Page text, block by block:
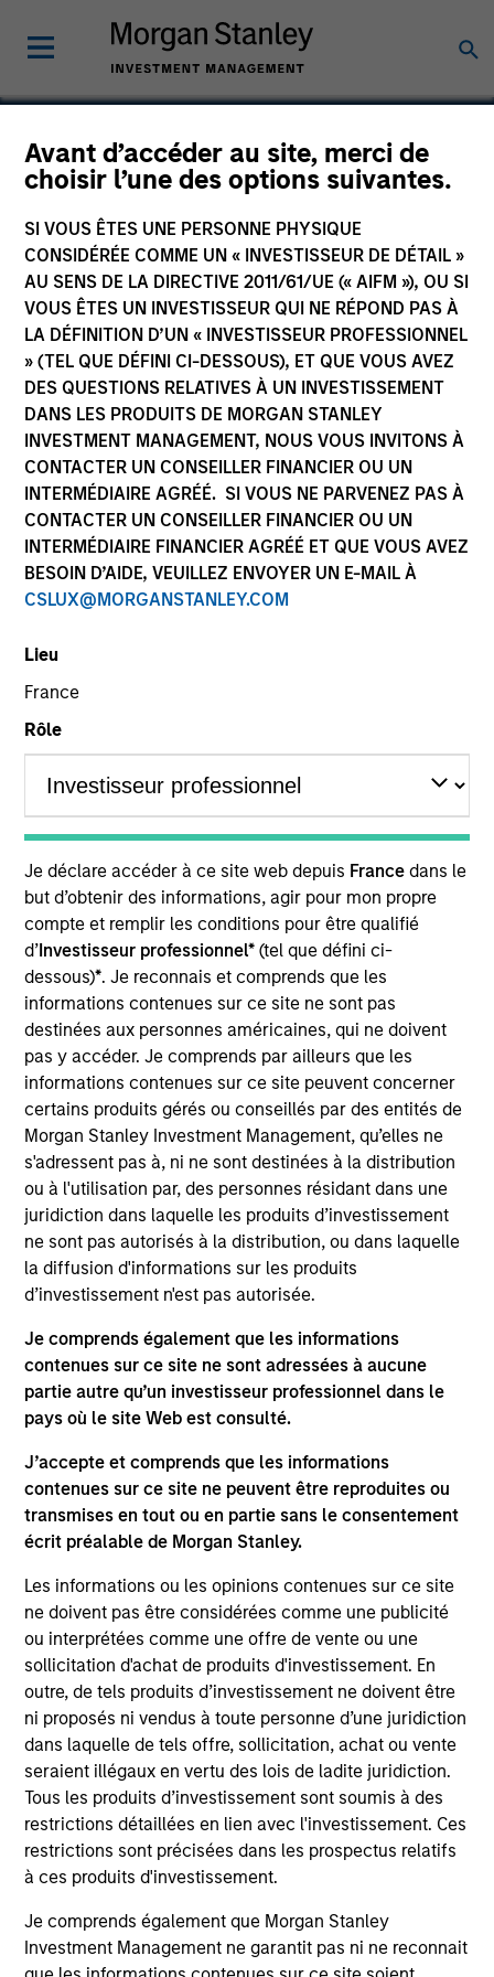
Avant d’accéder au site, merci de
choisir l’une des options suivantes.
SI VOUS ÊTES UNE PERSONNE PHYSIQUE
CONSIDÉRÉE COMME UN « INVESTISSEUR DE DÉTAIL »
AU SENS DE LA DIRECTIVE 2011/61/UE (« AIFM »), OU SI
VOUS ÊTES UN INVESTISSEUR QUI NE RÉPOND PAS À
LA DÉFINITION D’UN « INVESTISSEUR PROFESSIONNEL
» (TEL QUE DÉFINI CI-DESSOUS), ET QUE VOUS AVEZ
DES QUESTIONS RELATIVES À UN INVESTISSEMENT
DANS LES PRODUITS DE MORGAN STANLEY
INVESTMENT MANAGEMENT, NOUS VOUS INVITONS À
CONTACTER UN CONSEILLER FINANCIER OU UN
INTERMÉDIAIRE AGRÉÉ. SI VOUS NE PARVENEZ PAS À
CONTACTER UN CONSEILLER FINANCIER OU UN
INTERMÉDIAIRE FINANCIER AGRÉÉ ET QUE VOUS AVEZ
BESOIN D’AIDE, VEUILLEZ ENVOYER UN E-MAIL À
CSLUX@MORGANSTANLEY.COM
Lieu
France
Rôle
Je déclare accéder à ce site web depuis France dans le
but d’obtenir des informations, agir pour mon propre
compte et remplir les conditions pour être qualifié
d’Investisseur professionnel*(tel que défini ci-
dessous)*. Je reconnais et comprends que les
informations contenues sur ce site ne sont pas
destinées aux personnes américaines, qui ne doivent
pas y accéder. Je comprends par ailleurs que les
informations contenues sur ce site peuvent concerner
certains produits gérés ou conseillés par des entités de
Morgan Stanley Investment Management, qu’elles ne
s'adressent pas à, ni ne sont destinées à la distribution
ou à l'utilisation par, des personnes résidant dans une
juridiction dans laquelle les produits d’investissement
ne sont pas autorisés à la distribution, ou dans laquelle
la diffusion d'informations sur les produits
d’investissement n'est pas autorisée.
Je comprends également que les informations
contenues sur ce site ne sont adressées à aucune
partie autre qu’un investisseur professionnel dans le
pays où le site Web est consulté.
J’accepte et comprends que les informations
contenues sur ce site ne peuvent être reproduites ou
transmises en tout ou en partie sans le consentement
écrit préalable de Morgan Stanley.
Les informations ou les opinions contenues sur ce site
ne doivent pas être considérées comme une publicité
ou interprétées comme une offre de vente ou une
sollicitation d'achat de produits d'investissement. En
outre, de tels produits d’investissement ne doivent être
ni proposés ni vendus à toute personne d’une juridiction
dans laquelle de tels offre, sollicitation, achat ou vente
seraient illégaux en vertu des lois de ladite juridiction.
Tous les produits d’investissement sont soumis à des
restrictions détaillées en lien avec l'investissement. Ces
restrictions sont précisées dans les prospectus relatifs
à ces produits d'investissement.
Je comprends également que Morgan Stanley
Investment Management ne garantit pas ni ne reconnait
VSPN
Consumer Services
COUNTRY
China
Invested on
May 2021
Transaction Type
Minority
Founded in 2016, VSPN is one of the largest third
party e-sports IP operator in China by market share.
The company provides e-sports tournament
operations services to top-tier gaming developers
and publishers
View Site
Investment Team
Morgan Stanley Private Equity Asia
As of July 25, 2025. The above is provided for informational
and educational purposes only. There is no guarantee that
the investment mentioned resulted in positive performance
(for realized holdings), or will perform well in the future (for
current holdings). The trademarks and service marks above
are the property of their respective owners. The information
on this website has not been authorized, sponsored, or
otherwise approved by such owners. By clicking on any
links shown here, you agree that you are navigating to a
third party site. We are providing these hyperlinks to you
only as a convenience and the inclusion of any hyperlink is
not and does not imply any endorsement, approval,
investigation, verification or monitoring by us of any
information contained in any hyperlinked site. In no event
shall we be responsible for the information contained on
the site or your use of such site.